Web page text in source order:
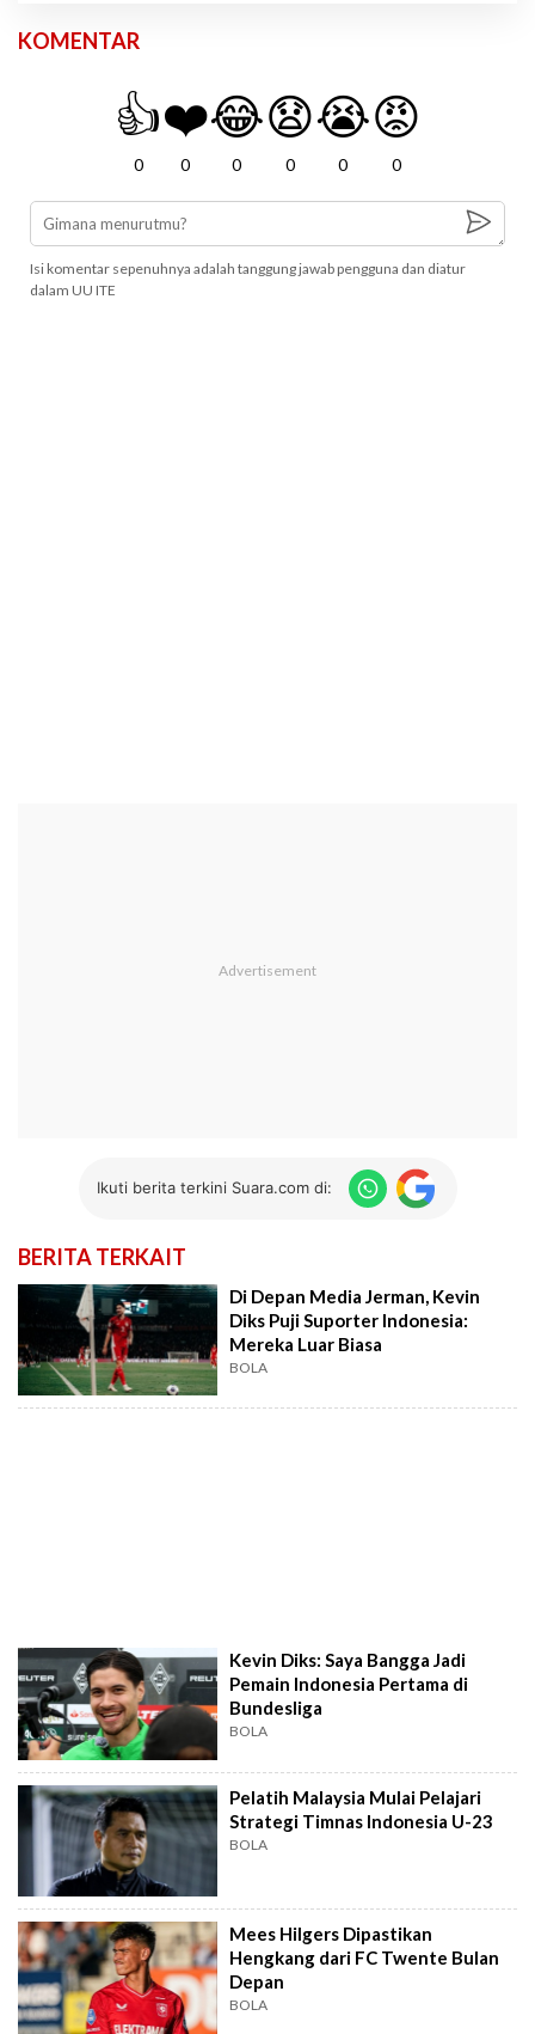
KOMENTAR
👍
0
❤️
0
😂
0
😧
0
😭
0
😡
0
Isi komentar sepenuhnya adalah tanggung jawab pengguna dan diatur
dalam UU ITE
Ikuti berita terkini Suara.com di:
BERITA TERKAIT
Di Depan Media Jerman, Kevin
Diks Puji Suporter Indonesia:
Mereka Luar Biasa
BOLA
Kevin Diks: Saya Bangga Jadi
Pemain Indonesia Pertama di
Bundesliga
BOLA
Pelatih Malaysia Mulai Pelajari
Strategi Timnas Indonesia U-23
BOLA
Mees Hilgers Dipastikan
Hengkang dari FC Twente Bulan
Depan
BOLA